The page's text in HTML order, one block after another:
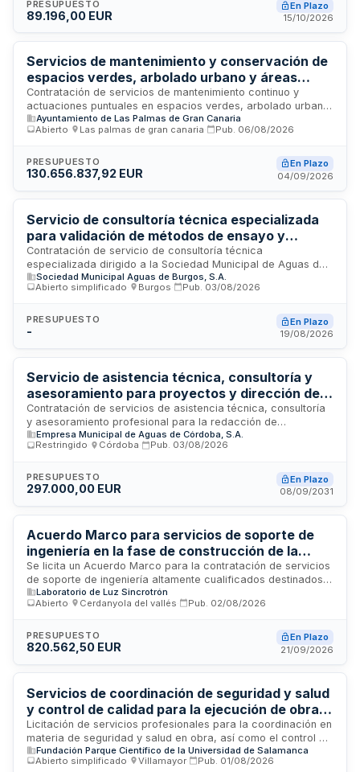
Sociedade de Vivenda Pública de Galicia contrata esta
supervisión técnica integral para garantizar el cumplimiento
estándares de calidad durante todas las fases del proyecto
inmobiliario de vivienda social.
PRESUPUESTO
89.196,00 EUR
En Plazo
15/10/2026
Servicios de mantenimiento y conservación de
espacios verdes, arbolado urbano y áreas
caninas del Ayuntamiento de Las Palmas de
Gran Canaria con asistencia técnica
especializada
Contratación de servicios de mantenimiento continuo y
actuaciones puntuales en espacios verdes, arbolado urbano
y áreas caninas del municipio de Las Palmas de Gran
Canaria. El contrato incluye asistencia técnica especializada
servicio abarca parques urbanos, zonas ajardinadas,
arbolado en calles, jardineras, espacios en márgenes de
sostenibilidad ambiental y responsabilidad social, alineado
con el Plan Director del Arbolado Urbano municipal.
Ayuntamiento de Las Palmas de Gran Canaria
Abierto
Las palmas de gran canaria Pub. 06/08/2026
PRESUPUESTO
130.656.837,92 EUR
En Plazo
04/09/2026
Servicio de consultoría técnica especializada
para validación de métodos de ensayo y
mantenimiento de certificaciones ISO del
laboratorio de Aguas de Burgos
Contratación de servicio de consultoría técnica
especializada dirigido a la Sociedad Municipal de Aguas de
Burgos para la validación y verificación de métodos de
ensayo fisicoquímicos y microbiológicos en aguas de
mantenimiento continuado del sistema de gestión de calidad
conforme a las normas UNE-EN ISO/IEC 17025:2017 y UNE-EN
instalaciones del laboratorio ubicado en Burgos durante dos
años.
Sociedad Municipal Aguas de Burgos, S.A.
Abierto simplificado
Burgos Pub. 03/08/2026
PRESUPUESTO
-
En Plazo
19/08/2026
Servicio de asistencia técnica, consultoría y
asesoramiento para proyectos y dirección de
obras de EMACSA
Contratación de servicios de asistencia técnica, consultoría
y asesoramiento profesional para la redacción de
proyectos, dirección de obras y seguimiento técnico de
servicios por parte de EMACSA. Se establece un sistema
a profesionales y empresas que acrediten solvencia
económica, financiera y técnica mediante experiencia
mediante procedimiento restringido ordinario.
Empresa Municipal de Aguas de Córdoba, S.A.
Restringido
Córdoba Pub. 03/08/2026
PRESUPUESTO
297.000,00 EUR
En Plazo
08/09/2031
Acuerdo Marco para servicios de soporte de
ingeniería en la fase de construcción de la
actualización de la fuente de luz del sincrotrón
ALBA
Se licita un Acuerdo Marco para la contratación de servicios
de soporte de ingeniería altamente cualificados destinados a
la fase de construcción de la infraestructura ALBA II. Los
servicios comprenden asistencia técnica multidisciplinar en
sistemas y gestión de proyectos. El contratista deberá
proporcionar soporte técnico integral para desarrollar,
de la infraestructura, con ejecución en las instalaciones del
Centro de Luz Sincrotrón (CELLS) ubicadas en Cerdanyola del
Laboratorio de Luz Sincrotrón
Abierto
Cerdanyola del vallés Pub. 02/08/2026
PRESUPUESTO
820.562,50 EUR
En Plazo
21/09/2026
Servicios de coordinación de seguridad y salud
y control de calidad para la ejecución de obra
del Edificio M4 de la Fundación Parque
Científico de la Universidad de Salamanca
Licitación de servicios profesionales para la coordinación en
materia de seguridad y salud en obra, así como el control de
calidad del proyecto y su ejecución asociados a la
renovación del Edificio M4 de la Fundación Parque Científico
Fundación Parque Científico de la Universidad de Salamanca
Abierto simplificado
Villamayor Pub. 01/08/2026